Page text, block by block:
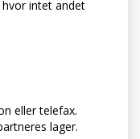
intet andet
eller telefax.
lager.